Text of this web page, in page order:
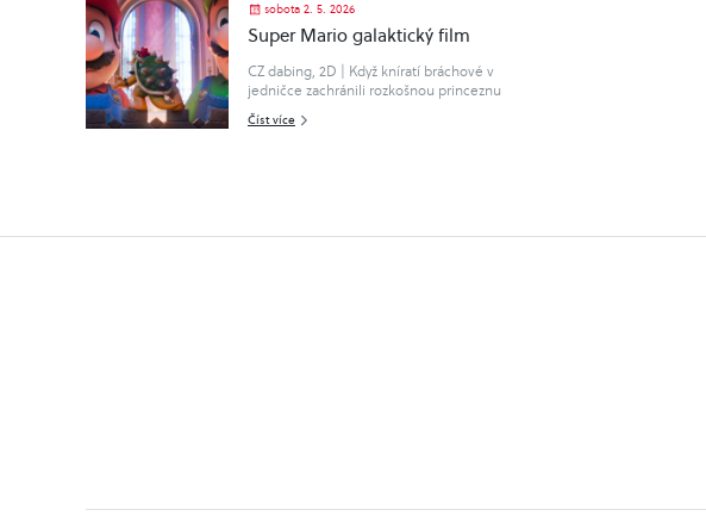
sobota 2. 5. 2026
Super Mario galaktický film
CZ dabing, 2D | Když kníratí bráchové v
jedničce zachránili rozkošnou princeznu
Peach před zlým veleještěrem Bowserem,
kterého proměnili v „maloještěra“ a
Číst více